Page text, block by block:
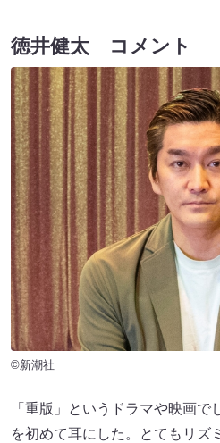
徳井健太 コメント
©新潮社
「重版」というドラマや映画
を初めて耳にした。とてもリズ